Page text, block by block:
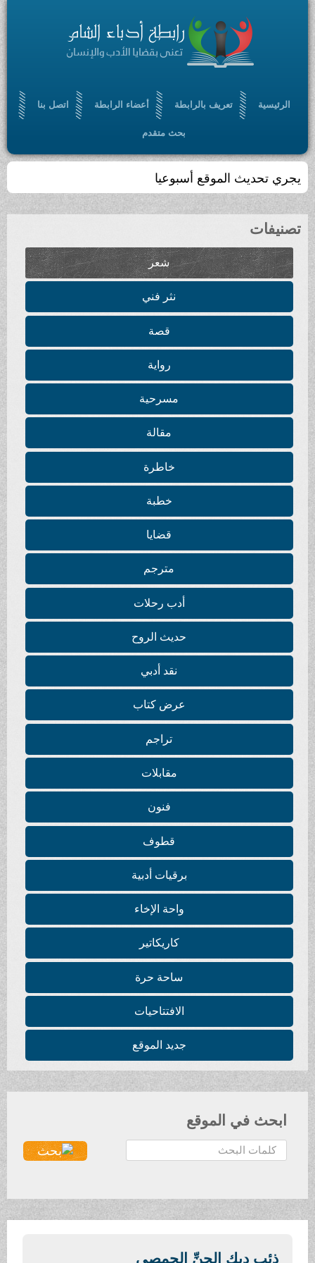
الرئيسية تعريف بالرابطة أعضاء الرابطة اتصل بنا
بحث متقدم
يجري تحديث الموقع أسبوعيا
تصنيفات
شعر
نثر فني
قصة
رواية
مسرحية
مقالة
خاطرة
خطبة
قضايا
مترجم
أدب رحلات
حديث الروح
نقد أدبي
عرض كتاب
تراجم
مقابلات
فنون
قطوف
برقيات أدبية
واحة الإخاء
كاريكاتير
ساحة حرة
الافتتاحيات
جديد الموقع
ابحث في الموقع
ح
ث
ذئب ديك الجنِّ الحمصي